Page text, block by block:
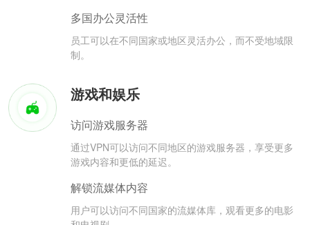
多国办公灵活性
员工可以在不同国家或地区灵活办公，而不受地域限
制。
游戏和娱乐
访问游戏服务器
通过VPN可以访问不同地区的游戏服务器，享受更多
游戏内容和更低的延迟。
解锁流媒体内容
用户可以访问不同国家的流媒体库，观看更多的电影